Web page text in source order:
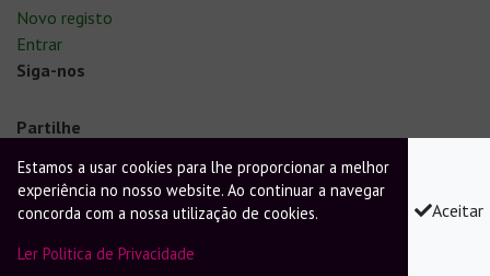
Estamos a usar cookies para lhe proporcionar a melhor
experiência no nosso website. Ao continuar a navegar
concorda com a nossa utilização de cookies.
Ler Politica de Privacidade
Aceitar
Novo registo
Entrar
Siga-nos
Partilhe
Os preços indicados já incluem o I.V.A. à taxa legal em vigor.
©2021 A. Graça & Silva, Lda. | NIF: 501579966 | Powered by